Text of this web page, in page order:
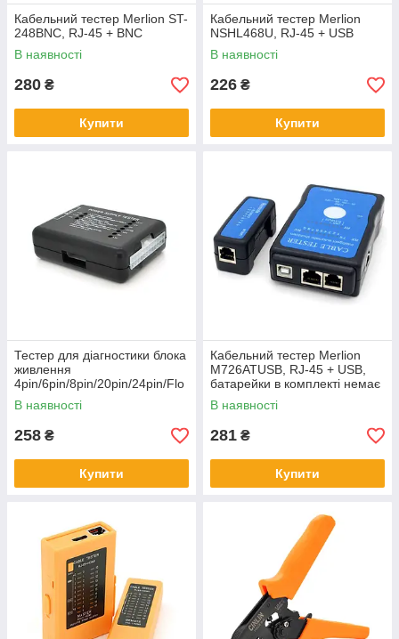
Кабельний тестер Merlion ST-
248BNC, RJ-45 + BNC
В наявності
280 ₴
Купити
Кабельний тестер Merlion
NSHL468U, RJ-45 + USB
В наявності
226 ₴
Купити
Тестер для діагностики блока
живлення
4pin/6pin/8pin/20pin/24pin/Flo
ppy/SATA, Blister
В наявності
258 ₴
Купити
Кабельний тестер Merlion
M726ATUSB, RJ-45 + USB,
батарейки в комплекті немає
В наявності
281 ₴
Купити